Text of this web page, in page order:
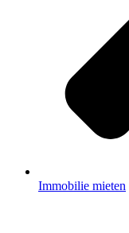
Immobilie mieten